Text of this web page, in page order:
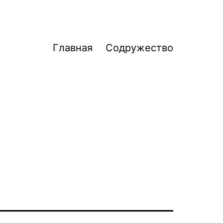
Главная Содружество